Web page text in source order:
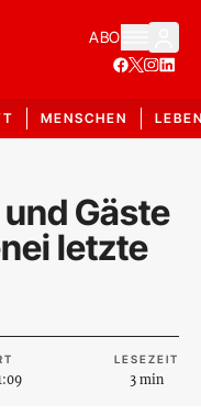
ABO
MENSCHEN
Gäste
letzte
LESEZEIT
3 min